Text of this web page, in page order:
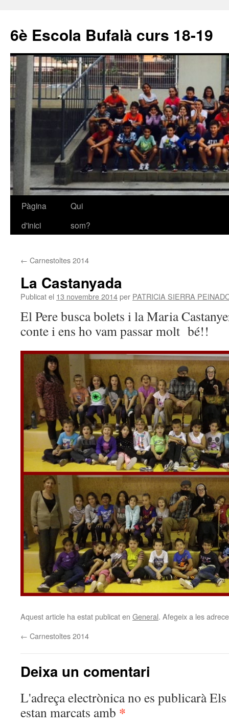
6è Escola Bufalà curs 18-19
Vés
Pàgina
d'inici
Qui
som?
← Carnestoltes 2014
La Castanyada
Publicat el 13 novembre 2014per PATRICIA SIERRA
El Pere busca bolets i la Maria
conte i ens ho vam passar molt bé!!
Aquest article ha estat publicat en General. Afegeix a les
← Carnestoltes 2014
Deixa un comentari
L'adreça electrònica no es publicaràEls
estan marcats amb *